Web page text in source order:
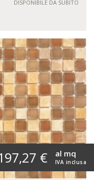
DISPONIBILE DA SUBITO
€ IVA inclusa
al mq